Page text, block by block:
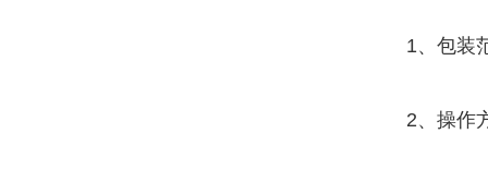
1、包装
2、操作